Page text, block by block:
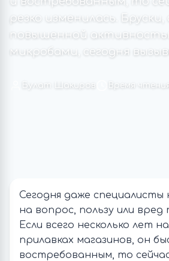
резко изменилась.
повышенной
микробами, сегодня
Булат Шакиров Время
Сегодня даже
на вопрос, пользу или
Если всего несколько лет
прилавках магазинов, он
востребованным, то